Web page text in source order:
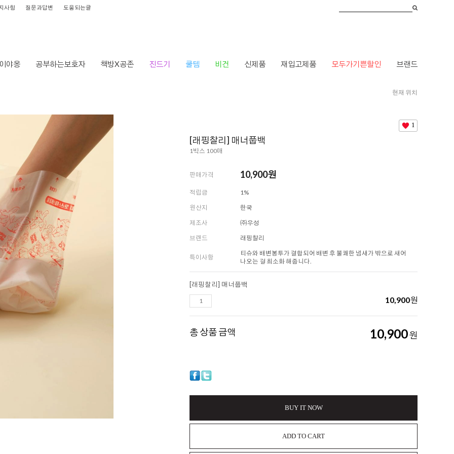
사항 질문과답변 도움되는글
야옹 공부하는보호자 책방X공존 진드기 쿨템 비건 신제품 재입고제품 모두가기쁜할인 브랜드
현재 위치
1
[래핑찰리] 매너풉백
1박스 100매
판매가격 10,900원
적립금
1%
원산지
한국
제조사
㈜우성
브랜드
래핑찰리
특이사항
티슈와 배변봉투가 결합되어 배변 후 불쾌한 냄새가 밖으로 새어
나오는 걸 최소화 해줍니다.
[래핑찰리] 매너풉백
10,900원
총 상품 금액 10,900원
BUY IT NOW
ADD TO CART